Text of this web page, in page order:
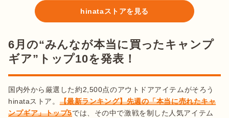
hinataストアを見る
6月の“みんなが本当に買ったキャンプ
ギア”トップ10を発表！
国内外から厳選した約2,500点のアウトドアアイテムがそろう
hinataストア。 【最新ランキング】先週の「本当に売れたキャ
ンプギア」トップ5では、その中で激戦を制した人気アイテム